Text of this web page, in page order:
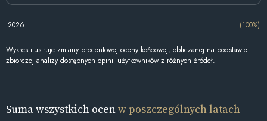
2026 (100%)
Wykres ilustruje zmiany procentowej oceny końcowej, obliczanej na podstawie
zbiorczej analizy dostępnych opinii użytkowników z różnych źródeł.
Suma wszystkich ocenw poszczególnych latach